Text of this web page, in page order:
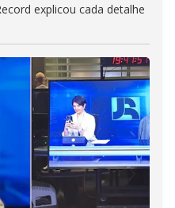
explicou cada detalhe